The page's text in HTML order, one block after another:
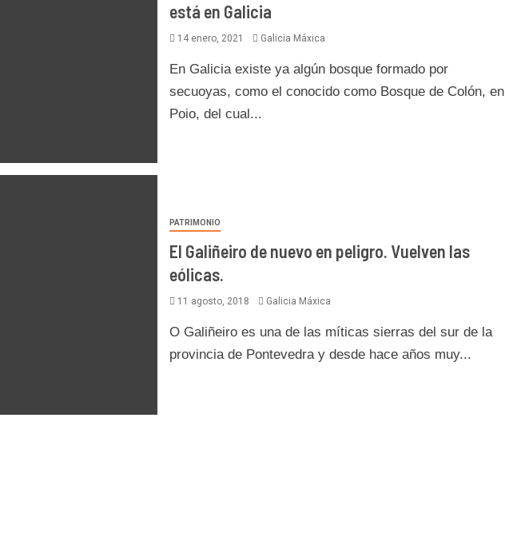
está en Galicia
14 enero, 2021 Galicia Máxica
En Galicia existe ya algún bosque formado por
secuoyas, como el conocido como Bosque de Colón, en
Poio, del cual...
PATRIMONIO
El Galiñeiro de nuevo en peligro. Vuelven las
eólicas.
11 agosto, 2018 Galicia Máxica
O Galiñeiro es una de las míticas sierras del sur de la
provincia de Pontevedra y desde hace años muy...